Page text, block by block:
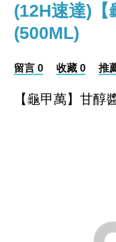
(12H速達)【
(500ML)
留言 0 收藏 0 推
【龜甲萬】甘醇